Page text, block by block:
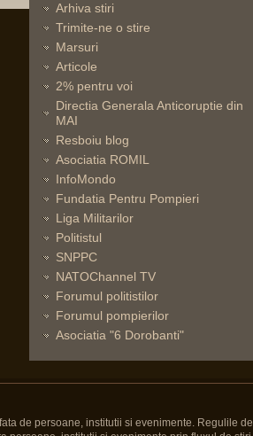
Arhiva stiri
Trimite-ne o stire
Marsuri
Articole
2% pentru voi
Directia Generala Anticoruptie din
MAI
Resboiu blog
Asociatia ROMIL
InfoMondo
Fundatia Pentru Pompieri
Liga Militarilor
Politistul
SNPPC
NATOChannel TV
Forumul politistilor
Forumul pompierilor
Asociatia "6 Dorobanti"
de persoane, institutii si evenimente. Regulile de